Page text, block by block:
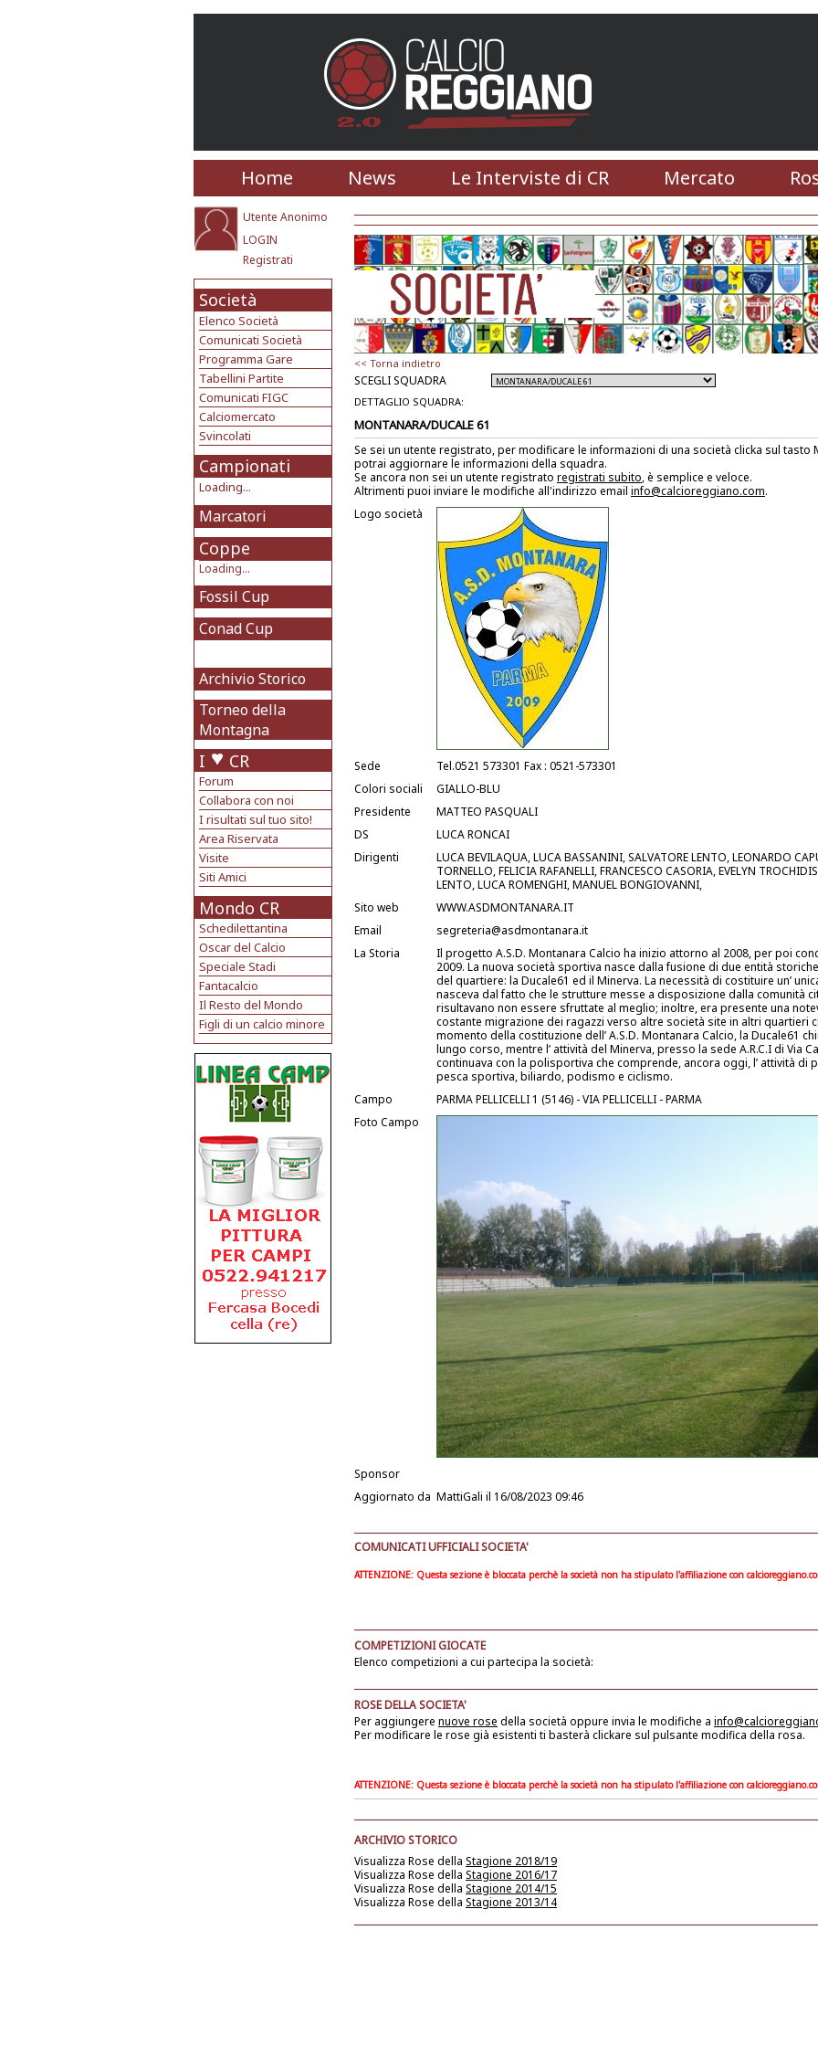
Home News Le Interviste di CR Mercato
Utente Anonimo
LOGIN
Registrati
Società
Elenco Società
Comunicati Società
Programma Gare
Tabellini Partite
Comunicati FIGC
Calciomercato
Svincolati
Campionati
Loading...
Marcatori
Coppe
Loading...
Fossil Cup
Conad Cup
Archivio Storico
Torneo della
Montagna
I CR
Forum
Collabora con noi
I risultati sul tuo sito!
Area Riservata
Visite
Siti Amici
Mondo CR
Schedilettantina
Oscar del Calcio
Speciale Stadi
Fantacalcio
Il Resto del Mondo
Figli di un calcio minore
<< Torna indietro
SCEGLI SQUADRA
DETTAGLIO SQUADRA:
MONTANARA/DUCALE 61
Se sei un utente registrato, per modificare le informazioni di una società clicka sul tasto
potrai aggiornare le informazioni della squadra.
Se ancora non sei un utente registrato registrati subito, è semplice e veloce.
Altrimenti puoi inviare le modifiche all'indirizzo email info@calcioreggiano.com.
Logo società
Sede
Tel.0521 573301 Fax : 0521-573301
Colori sociali
GIALLO-BLU
Presidente
MATTEO PASQUALI
DS
LUCA RONCAI
Dirigenti
LUCA BEVILAQUA, LUCA BASSANINI, SALVATORE LENTO, LEONARDO
TORNELLO, FELICIA RAFANELLI, FRANCESCO CASORIA, EVELYN
LENTO, LUCA ROMENGHI, MANUEL BONGIOVANNI,
Sito web
WWW.ASDMONTANARA.IT
Email
segreteria@asdmontanara.it
La Storia
Il progetto A.S.D. Montanara Calcio ha inizio attorno al 2008, per poi
2009. La nuova società sportiva nasce dalla fusione di due entità
del quartiere: la Ducale61 ed il Minerva. La necessità di costituire un’
nasceva dal fatto che le strutture messe a disposizione dalla comunità
risultavano non essere sfruttate al meglio; inoltre, era presente una
costante migrazione dei ragazzi verso altre società site in altri quartieri
momento della costituzione dell’ A.S.D. Montanara Calcio, la Ducale61
lungo corso, mentre l’ attività del Minerva, presso la sede A.R.C.I di Via
continuava con la polisportiva che comprende, ancora oggi, l’ attività di
pesca sportiva, biliardo, podismo e ciclismo.
Campo
PARMA PELLICELLI 1 (5146) - VIA PELLICELLI - PARMA
Foto Campo
Sponsor
Aggiornato da MattiGali il 16/08/2023 09:46
COMUNICATI UFFICIALI SOCIETA'
ATTENZIONE: Questa sezione è bloccata perchè la società non ha stipulato l'affiliazione con
COMPETIZIONI GIOCATE
Elenco competizioni a cui partecipa la società:
ROSE DELLA SOCIETA'
Per aggiungere nuove rose della società oppure invia le modifiche a
Per modificare le rose già esistenti ti basterà clickare sul pulsante modifica della rosa.
ATTENZIONE: Questa sezione è bloccata perchè la società non ha stipulato l'affiliazione con
ARCHIVIO STORICO
Visualizza Rose della Stagione 2018/19
Visualizza Rose della Stagione 2016/17
Visualizza Rose della Stagione 2014/15
Visualizza Rose della Stagione 2013/14